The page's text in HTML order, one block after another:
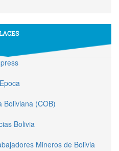
Boliviana (COB)
Bolivia
Mineros de Bolivia